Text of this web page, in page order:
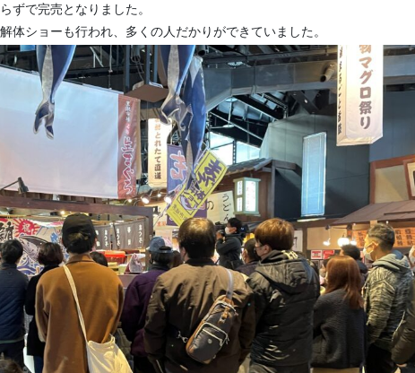
ずで完売となりました。
体ショーも行われ、多くの人だかりができていました。